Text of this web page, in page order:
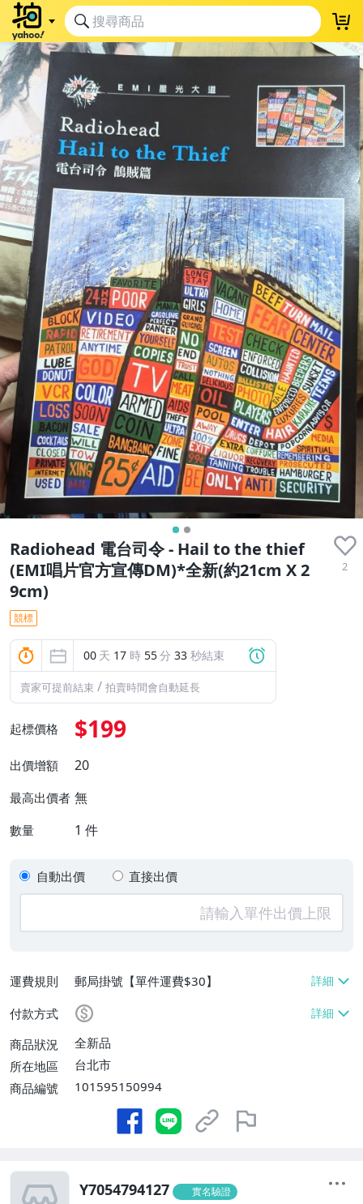
Radiohead 電台司令 - Hail to the thief
(EMI唱片官方宣傳DM)*全新(約21cm X 2
9cm)
2
競標
00 天 17 時 55分 32 秒結束
賣家可提前結束 / 拍賣時間會自動延長
起標價格 $199
出價增額 20
最高出價者 無
數量 1 件
自動出價 直接出價
運費規則
郵局掛號【單件運費$30】
付款方式
商品狀況
全新品
所在地區
台北市
商品編號
101595150994
Y7054794127 實名驗證